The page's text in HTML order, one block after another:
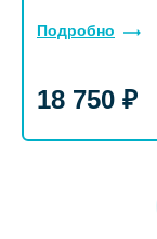
Подробно
18 750 ₽